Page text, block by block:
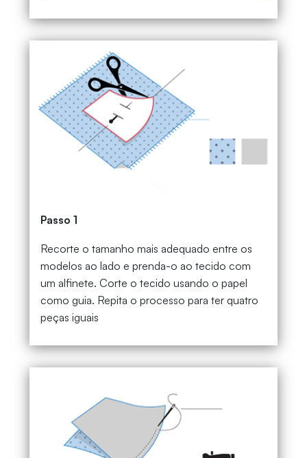
Passo 1
Recorte o tamanho mais adequado entre os
modelos ao lado e prenda-o ao tecido com
um alfinete. Corte o tecido usando o papel
como guia. Repita o processo para ter quatro
peças iguais